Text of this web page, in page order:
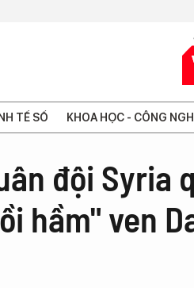
TẾ SỐ KHOA HỌC - CÔNG
đội Syria
hầm" ven